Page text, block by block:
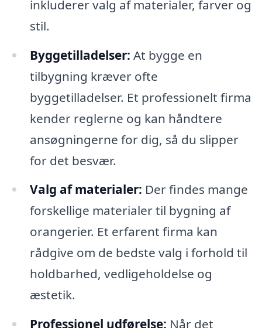
inkluderer valg af materialer, farver og
stil.
Byggetilladelser: At bygge en
tilbygning kræver ofte
byggetilladelser. Et professionelt firma
kender reglerne og kan håndtere
ansøgningerne for dig, så du slipper
for det besvær.
Valg af materialer: Der findes mange
forskellige materialer til bygning af
orangerier. Et erfarent firma kan
rådgive om de bedste valg i forhold til
holdbarhed, vedligeholdelse og
æstetik.
Professionel udførelse: Når det